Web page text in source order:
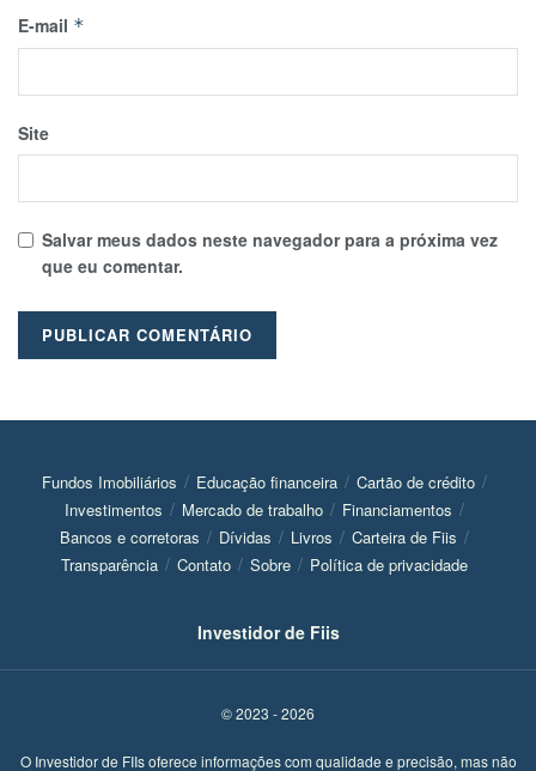
E-mail *
Site
Salvar meus dados neste navegador para a próxima vez
que eu comentar.
Fundos Imobiliários Educação financeira
Cartão de crédito
Investimentos
Mercado de trabalho
Financiamentos
Bancos e corretoras
Dívidas Livros
Carteira de Fiis
Transparência
Contato Sobre Política de privacidade
Investidor de Fiis
© 2023 - 2026
O Investidor de FIIs oferece informações com qualidade e precisão, mas não